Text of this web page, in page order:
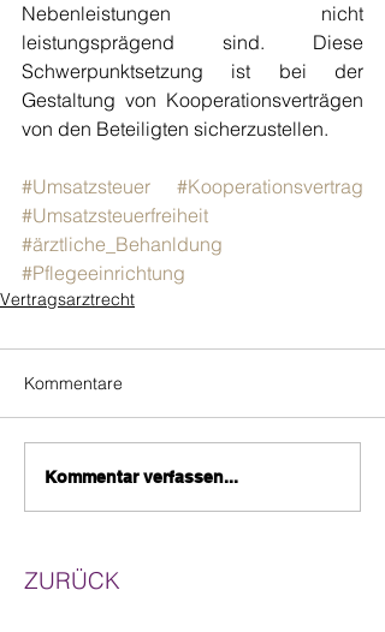
Nebenleistungen nicht
leistungsprägend sind. Diese
Schwerpunktsetzung ist bei der
Gestaltung von Kooperationsverträgen
von den Beteiligten sicherzustellen.
#Umsatzsteuer
#Kooperationsvertrag
#Umsatzsteuerfreiheit
#ärztliche_Behanldung
#Pflegeeinrichtung
Vertragsarztrecht
Kommentare
Kommentar verfassen...
ZURÜCK